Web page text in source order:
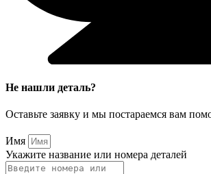
Не нашли деталь?
Оставьте заявку и мы постараемся вам
Имя
Укажите название или номера деталей